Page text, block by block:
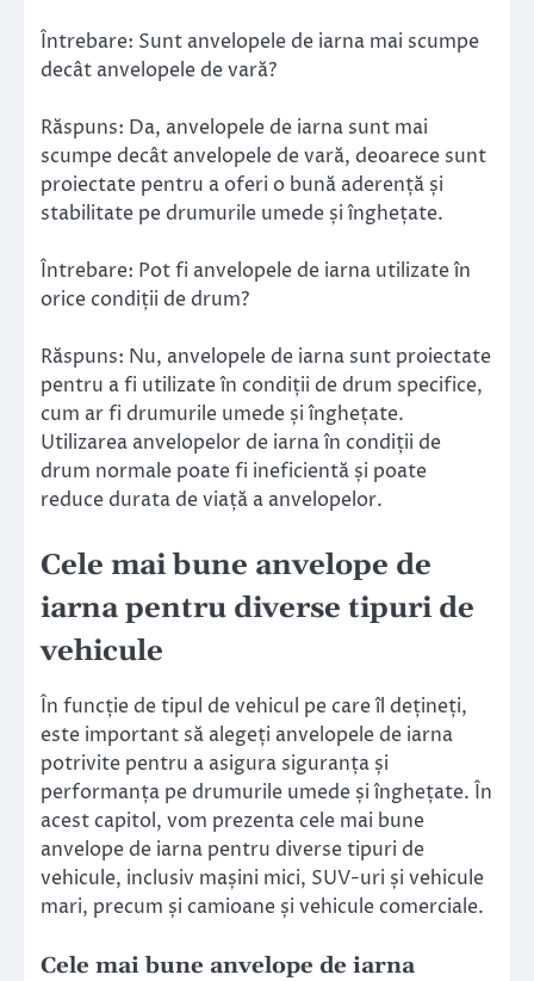
Întrebare: Sunt anvelopele de iarna mai scumpe
decât anvelopele de vară?
Răspuns: Da, anvelopele de iarna sunt mai
scumpe decât anvelopele de vară, deoarece sunt
proiectate pentru a oferi o bună aderență și
stabilitate pe drumurile umede și înghețate.
Întrebare: Pot fi anvelopele de iarna utilizate în
orice condiții de drum?
Răspuns: Nu, anvelopele de iarna sunt proiectate
pentru a fi utilizate în condiții de drum specifice,
cum ar fi drumurile umede și înghețate.
Utilizarea anvelopelor de iarna în condiții de
drum normale poate fi ineficientă și poate
reduce durata de viață a anvelopelor.
Cele mai bune anvelope de
iarna pentru diverse tipuri de
vehicule
În funcție de tipul de vehicul pe care îl dețineți,
este important să alegeți anvelopele de iarna
potrivite pentru a asigura siguranța și
performanța pe drumurile umede și înghețate. În
acest capitol, vom prezenta cele mai bune
anvelope de iarna pentru diverse tipuri de
vehicule, inclusiv mașini mici, SUV-uri și vehicule
mari, precum și camioane și vehicule comerciale.
Cele mai bune anvelope de iarna